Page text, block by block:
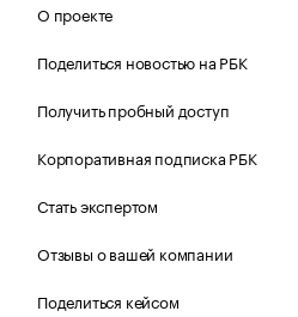
О проекте
Поделиться новостью на РБК
Получить пробный доступ
Корпоративная подписка РБК
Стать экспертом
Отзывы о вашей компании
Поделиться кейсом